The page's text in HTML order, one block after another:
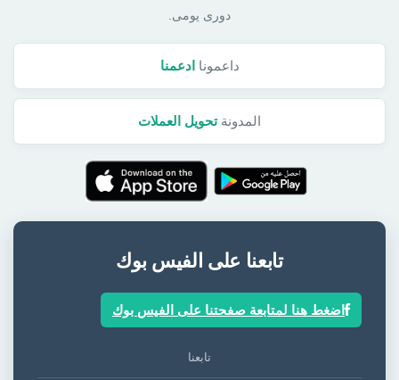
دورى يومى.
داعمونا ادعمنا
المدونةتحويل العملات
تابعنا على الفيس بوك
اضغط هنا لمتابعة صفحتنا على الفيس بوك
تابعنا